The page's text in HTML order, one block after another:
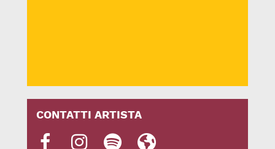
CONTATTI ARTISTA